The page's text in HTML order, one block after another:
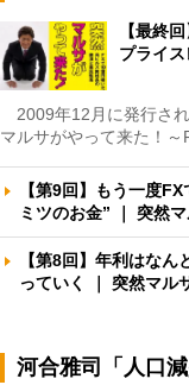
【最終
プライ
2009年12月に発行さ
マルサがやって来た！～
【第9回】もう一度
ミツのお金” ｜ 突然
【第8回】年利はな
っていく ｜ 突然マル
河合雅司「人口